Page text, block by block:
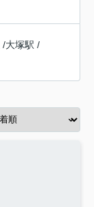
/大塚駅 /